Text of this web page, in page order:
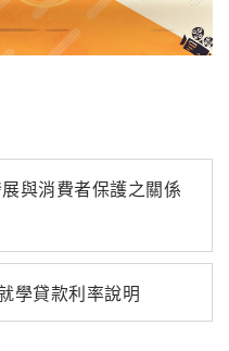
與消費者保護之關係
學貸款利率說明